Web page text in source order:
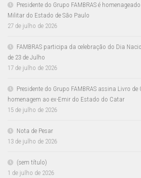
Presidente do Grupo FAMBRAS é
Militar do Estado de São Paulo
27 de julho de 2026
FAMBRAS participa da celebração do Dia
de 23 de Julho
17 de julho de 2026
Presidente do Grupo FAMBRAS assina Livro
homenagem ao ex-Emir do Estado do Catar
15 de julho de 2026
Nota de Pesar
13 de julho de 2026
(sem título)
1 de julho de 2026